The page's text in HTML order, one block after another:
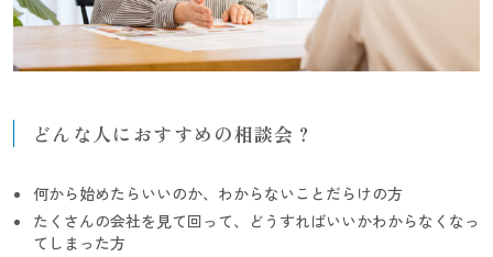
どんな人におすすめの相談会？
何から始めたらいいのか、わからないことだらけの方
たくさんの会社を見て回って、どうすればいいかわからなくなっ
てしまった方